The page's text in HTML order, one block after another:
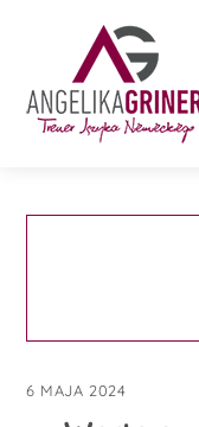
6 MAJA 2024